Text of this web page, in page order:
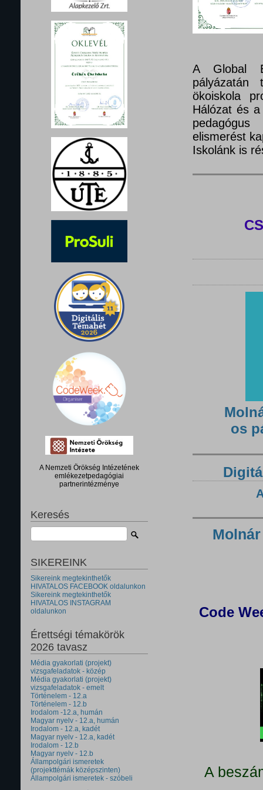
A Nemzeti Örökség Intézetének
emlékezetpedagógiai
partnerintézménye
Keresés
SIKEREINK
Sikereink megtekinthetők
HIVATALOS FACEBOOK oldalunkon
Sikereink megtekinthetők
HIVATALOS INSTAGRAM
oldalunkon
Érettségi témakörök
2026 tavasz
Média gyakorlati (projekt)
vizsgafeladatok - közép
Média gyakorlati (projekt)
vizsgafeladatok - emelt
Történelem - 12.a
Történelem - 12.b
Irodalom -12.a, humán
Magyar nyelv - 12.a, humán
Irodalom - 12.a, kadét
Magyar nyelv - 12.a, kadét
Irodalom - 12.b
Magyar nyelv - 12.b
Állampolgári ismeretek
(projekttémák középszinten)
Állampolgári ismeretek - szóbeli
A Global
pályázatán
ökoiskola
Hálózat és
elismerést
Iskolánk is
os
Code
A